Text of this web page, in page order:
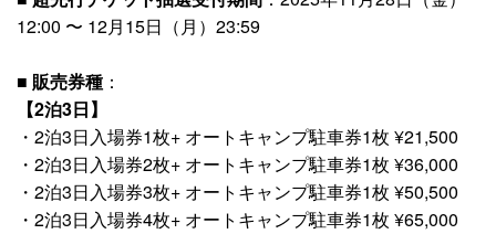
12:00 〜 12月15日（月）23:59
■ 販売券種 ：
【2泊3日】
・2泊3日入場券1枚+ オートキャンプ駐車券1枚 ¥21,500
・2泊3日入場券2枚+ オートキャンプ駐車券1枚 ¥36,000
・2泊3日入場券3枚+ オートキャンプ駐車券1枚 ¥50,500
・2泊3日入場券4枚+ オートキャンプ駐車券1枚 ¥65,000